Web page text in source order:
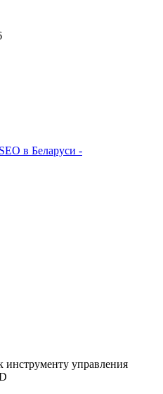
SEO в Беларуси -
управления